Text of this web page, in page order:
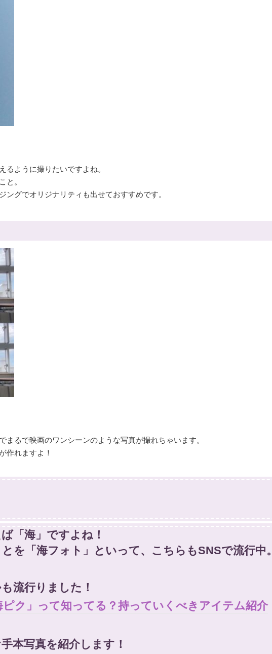
るように撮りたいですよね。
と。
グでオリジナリティも出せておすすめです。
まるで映画のワンシーンのような写真が撮れちゃいます。
作れますよ！
「海」ですよね！
を「海フォト」といって、こちらもSNSで流行中
流行りました！
ク」って知ってる？持っていくべきアイテム紹介
本写真を紹介します！